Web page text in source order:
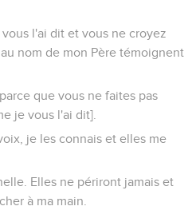
l'ai dit et vous ne croyez
nom de mon Père témoignent
que vous ne faites pas
je vous l'ai dit].
je les connais et elles me
Elles ne périront jamais et
à ma main.